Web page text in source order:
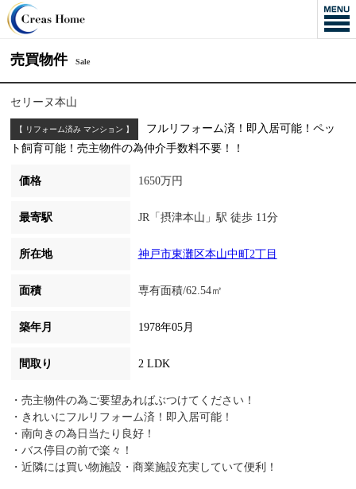
売買物件 Sale
セリーヌ本山
【 リフォーム済み マンション 】
フルリフォーム済！即入居可能！ペッ
ト飼育可能！売主物件の為仲介手数料不要！！
価格 1650万円
最寄駅 JR「摂津本山」駅 徒歩 11分
所在地 神戸市東灘区本山中町2丁目
面積 専有面積/62.54㎡
築年月 1978年05月
間取り 2 LDK
・売主物件の為ご要望あればぶつけてください！
・きれいにフルリフォーム済！即入居可能！
・南向きの為日当たり良好！
・バス停目の前で楽々！
・近隣には買い物施設・商業施設充実していて便利！